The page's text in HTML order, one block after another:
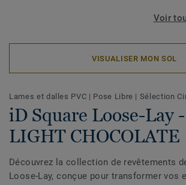
Voir
VISUALISER MON SOL
Lames et dalles PVC | Pose Libre | Sélection
iD Square Loose-Lay
LIGHT CHOCOLATE
Découvrez la collection de revêtements
Loose-Lay, conçue pour transformer vos